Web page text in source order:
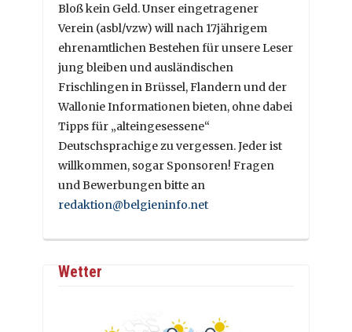
Bloß kein Geld. Unser eingetragener
Verein (asbl/vzw) will nach 17jährigem
ehrenamtlichen Bestehen für unsere Leser
jung bleiben und ausländischen
Frischlingen in Brüssel, Flandern und der
Wallonie Informationen bieten, ohne dabei
Tipps für „alteingesessene“
Deutschsprachige zu vergessen. Jeder ist
willkommen, sogar Sponsoren! Fragen
und Bewerbungen bitte an
redaktion@belgieninfo.net
Wetter